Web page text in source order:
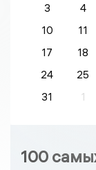
3
4
10
11
17
18
24
25
31
1
100